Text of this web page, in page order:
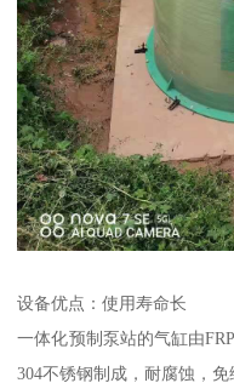
设备优点：使用寿命长
一体化预制泵站的气缸由
304不锈钢制成，耐腐蚀，免